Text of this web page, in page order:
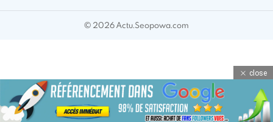
© 2026 Actu.Seopowa.com
close